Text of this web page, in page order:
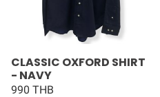
CLASSIC OXFORD SHIRT
- NAVY
990 THB